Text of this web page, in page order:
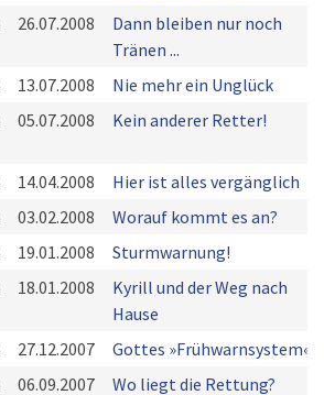
26.07.2008
Dann bleiben nur noch
Tränen ...
13.07.2008 Nie mehr ein Unglück
05.07.2008 Kein anderer Retter!
14.04.2008 Hier ist alles vergänglich
03.02.2008 Worauf kommt es an?
19.01.2008 Sturmwarnung!
18.01.2008
Kyrill und der Weg nach
Hause
27.12.2007 Gottes »Frühwarnsystem«
06.09.2007 Wo liegt die Rettung?